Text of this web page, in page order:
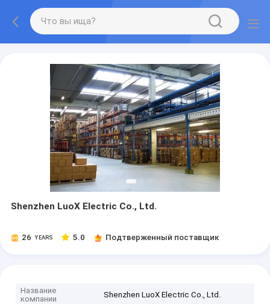
Shenzhen LuoX Electric Co., Ltd.
26 YEARS 5.0 Подтверженный поставщик
Название
компании
Shenzhen LuoX Electric Co., Ltd.